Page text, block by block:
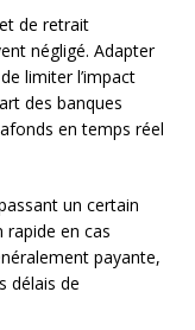
et de retrait
négligé. Adapter
limiter l’impact
des banques
en temps réel
un certain
en cas
payante,
délais de